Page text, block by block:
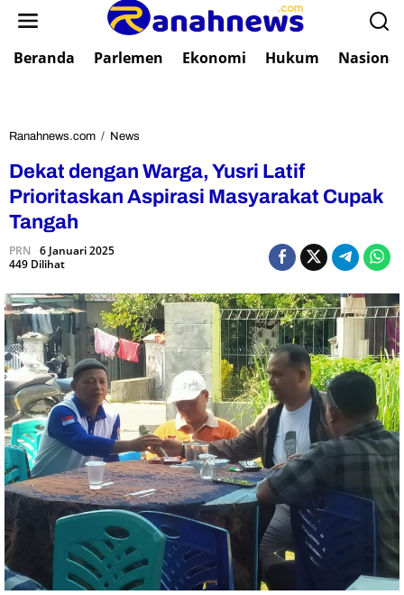
Beranda Parlemen Ekonomi Hukum Nasional
Ranahnews.com / News
k
a
a
n
W
a
a
,
Y
u
s
r
i
t
i
Dekat dengan Warga, Yusri Latif
Prioritaskan Aspirasi Masyarakat Cupak
Tangah
PRN 6 Januari 2025
449 Dilihat